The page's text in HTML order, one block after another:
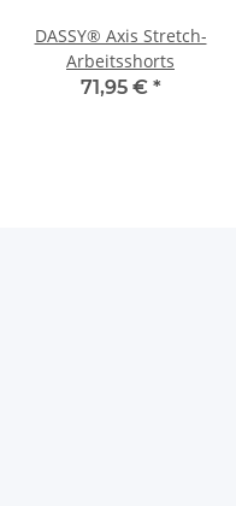
DASSY® Axis Stretch-
Arbeitsshorts
71,95 € *